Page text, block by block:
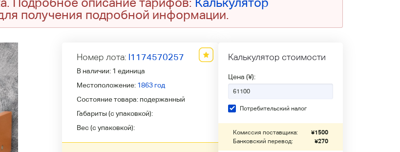
получения подробной информации.
Номер лота: l1174570257
В наличии: 1 единица
Местоположение: 1863 год
Состояние товара: подержанный
Габариты (с упаковкой):
Вес (с упаковкой):
Калькулятор стоимости
Цена (¥):
Потребительский налог
Комиссия поставщика: ¥1500
Банковский перевод:
¥270